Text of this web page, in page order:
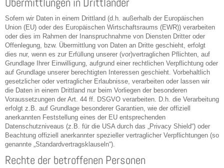
Sofern wir Daten in einem Drittland (d.h. außerhalb der Europäischen
Union (EU) oder des Europäischen Wirtschaftsraums (EWR)) verarbeiten
oder dies im Rahmen der Inanspruchnahme von Diensten Dritter oder
Offenlegung, bzw. Übermittlung von Daten an Dritte geschieht, erfolgt
dies nur, wenn es zur Erfüllung unserer (vor)vertraglichen Pflichten, auf
Grundlage Ihrer Einwilligung, aufgrund einer rechtlichen Verpflichtung oder
auf Grundlage unserer berechtigten Interessen geschieht. Vorbehaltlich
gesetzlicher oder vertraglicher Erlaubnisse, verarbeiten oder lassen wir
die Daten in einem Drittland nur beim Vorliegen der besonderen
Voraussetzungen der Art. 44 ff. DSGVO verarbeiten. D.h. die Verarbeitung
erfolgt z.B. auf Grundlage besonderer Garantien, wie der offiziell
anerkannten Feststellung eines der EU entsprechenden
Datenschutzniveaus (z.B. für die USA durch das „Privacy Shield“) oder
Beachtung offiziell anerkannter spezieller vertraglicher Verpflichtungen (so
genannte „Standardvertragsklauseln“).
Rechte der betroffenen Personen